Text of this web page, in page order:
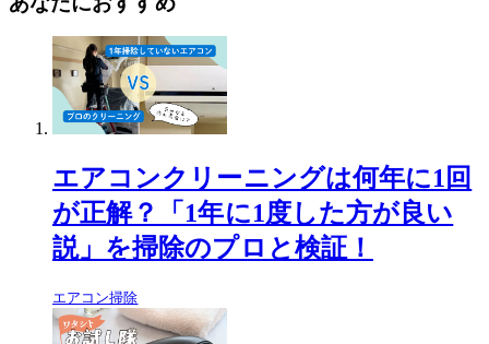
エアコンクリーニングは何年に1回
が正解？「1年に1度した方が良い
説」を掃除のプロと検証！
エアコン掃除